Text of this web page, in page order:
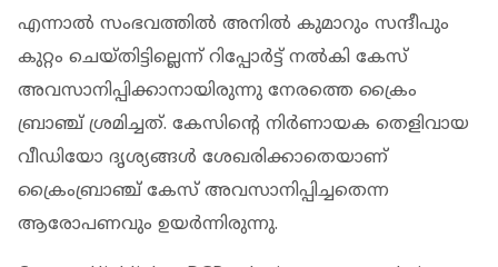
എന്നാല്‍ സംഭവത്തില്‍ അനില്‍ കുമാറും സന്ദീപും
കുറ്റം ചെയ്തിട്ടില്ലെന്ന് റിപ്പോര്‍ട്ട് നല്‍കി കേസ്
അവസാനിപ്പിക്കാനായിരുന്നു നേരത്തെ ക്രൈം
ബ്രാഞ്ച് ശ്രമിച്ചത്. കേസിന്റെ നിര്‍ണായക തെളിവായ
വീഡിയോ ദൃശ്യങ്ങള്‍ ശേഖരിക്കാതെയാണ്
ക്രൈംബ്രാഞ്ച് കേസ് അവസാനിപ്പിച്ചതെന്ന
ആരോപണവും ഉയര്‍ന്നിരുന്നു.